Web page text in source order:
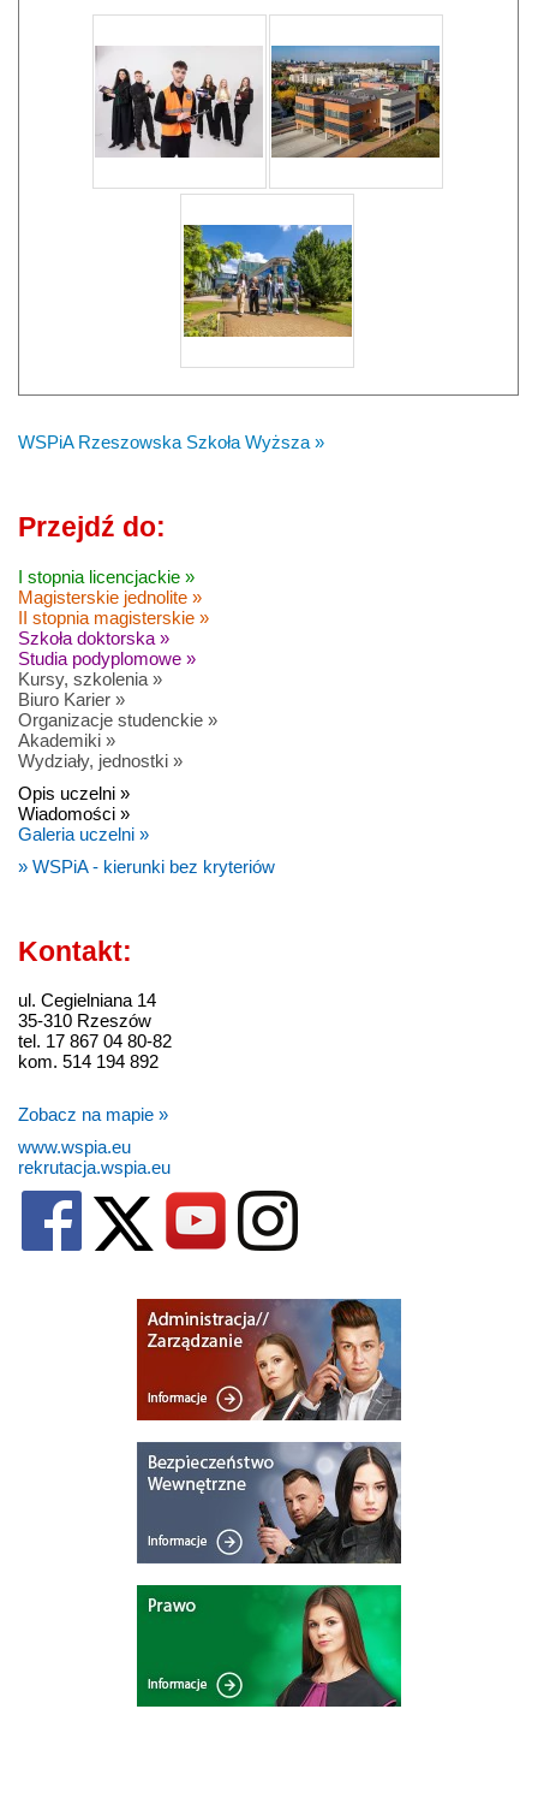
WSPiA Rzeszowska Szkoła Wyższa »
Przejdź do:
I stopnia licencjackie »
Magisterskie jednolite »
II stopnia magisterskie »
Szkoła doktorska »
Studia podyplomowe »
Kursy, szkolenia »
Biuro Karier »
Organizacje studenckie »
Akademiki »
Wydziały, jednostki »
Opis uczelni »
Wiadomości »
Galeria uczelni »
» WSPiA - kierunki bez kryteriów
Kontakt:
ul. Cegielniana 14
35-310 Rzeszów
tel. 17 867 04 80-82
kom. 514 194 892
Zobacz na mapie »
www.wspia.eu
rekrutacja.wspia.eu